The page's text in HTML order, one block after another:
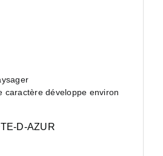
caractère développe environ
D-AZUR